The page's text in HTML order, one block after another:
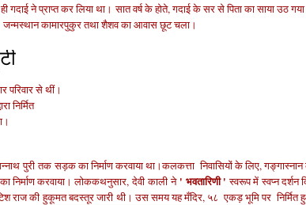
गदाई ने प्राप्त कर लिया था। सात वर्ष के होते, गदाई के सर से पिता का साया उठ
कामारपुकुर तथा शैशव का आवास छूट चला।
परिवार से थीं।
निर्मित
पुरीतकसड़क का निर्माण करवाया था।कलकत्ता निवासियों के लिए, गङ्गास्नान
निर्माण करवाया।लोककथनुसार, देवी काली ने 'भवतारिणी ' स्वरूप मेंस्वप्न दर्शन
राज की हुकूमत बदस्तूर जारी थी। उस समय यह मँदिर, ५८ एकड़ भूमि पर निर्मित